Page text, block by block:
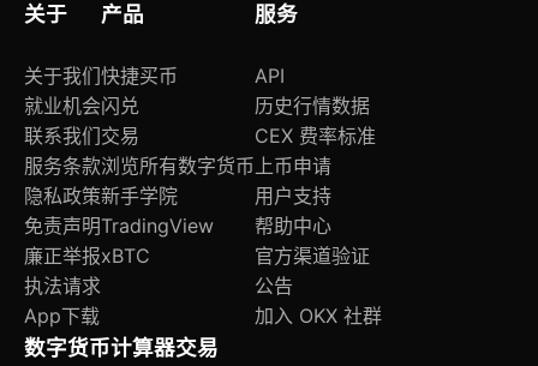
关于
关于我们
就业机会
联系我们
服务条款
隐私政策
免责声明
廉正举报
执法请求
App下载
产品
快捷买币
闪兑
交易
浏览所有数字货币
新手学院
TradingView
xBTC
服务
API
历史行情数据
CEX 费率标准
上币申请
用户支持
帮助中心
官方渠道验证
公告
加入 OKX 社群
数字货币计算器交易